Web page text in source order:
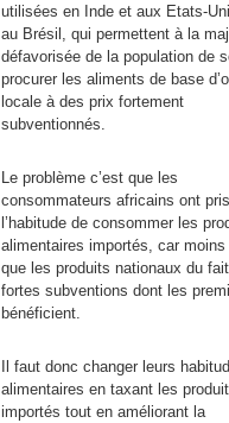
utilisées en Inde et aux Etats-
au Brésil, qui permettent à la
défavorisée de la population de
procurer les aliments de base
locale à des prix fortement
subventionnés.
Le problème c’est que les
consommateurs africains ont pris
l’habitude de consommer les
alimentaires importés, car moins
que les produits nationaux du
fortes subventions dont les
bénéficient.
Il faut donc changer leurs
alimentaires en taxant les
importés tout en améliorant la